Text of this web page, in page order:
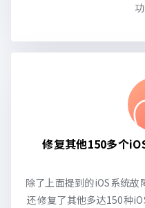
修复其他150多个
除了上面提到的iOS系统
还修复了其他多达150种